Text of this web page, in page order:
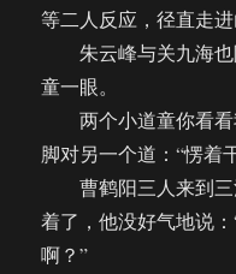
等二人反应，径直走进
朱云峰与关九海也
童一眼。
两个小道童你看看
脚对另一个道：“愣着
曹鹤阳三人来到三
着了，他没好气地说
啊？”